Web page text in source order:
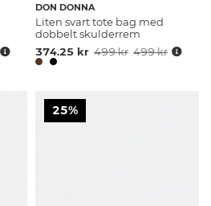
DON DONNA
Liten svart tote bag med
dobbelt skulderrem
374.25 kr 499 kr 499 kr
25%